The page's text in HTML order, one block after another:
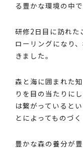
る豊かな環境の中
研修2日目に訪れた
ローリングになり
きました。
森と海に囲まれた
りを目の当たりに
は繋がっていると
とによってものづ
豊かな森の養分が